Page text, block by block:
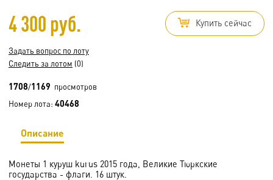
4 300 руб. Купить сейчас
Задать вопрос по лоту
Следить за лотом (0)
1708/1169 просмотров
Номер лота: 40468
Описание
Монеты 1 куруш kurus 2015 года, Великие Тюркские
государства - флаги. 16 штук.